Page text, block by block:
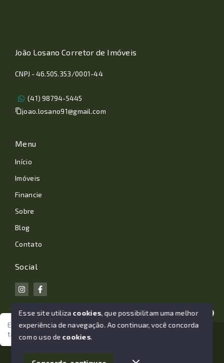
Estamos aqui para te ajudar. Vamos juntos nessa jornada
tão importante da sua vida?
João Losano Corretor de Imóveis
CNPJ - 46.505.353/0001-44
(41) 98794-5445
joao.losano91@gmail.com
Menu
Início
Imóveis
Financie
Sobre
Blog
Contato
Social
© Copyright 2026 - João Losano Corretor de Imóveis -
Esse site utiliza cookies, que possibilitam uma melhor
experiência de navegação.Ao continuar, você concorda
com o uso de cookies.